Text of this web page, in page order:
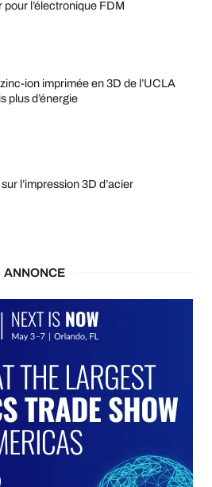
l’électronique FDM
ion imprimée en 3D de l’UCLA
plus d’énergie
l’impression 3D d’acier
ANNONCE